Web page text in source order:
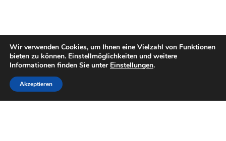
Wir verwenden Cookies, um Ihnen eine Vielzahl von Funktionen
bieten zu können. Einstellmöglichkeiten und weitere
Informationen finden Sie unter Einstellungen.
Akzeptieren